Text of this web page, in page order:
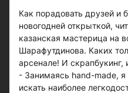
Как порадовать друзей и
новогодней открыткой,
казанская мастерица на
Шарафутдинова. Каких
арсенале! И
- Занимаясь hand-made, я
искать наиболее